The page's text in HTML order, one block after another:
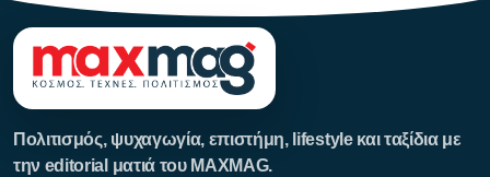
Πολιτισμός, ψυχαγωγία, επιστήμη, lifestyle και ταξίδια με
την editorial ματιά του MAXMAG.